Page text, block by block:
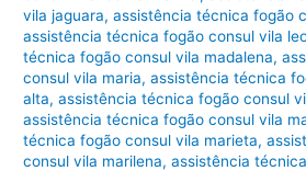
vila jaguara,assistência técnica fogão
assistência técnica fogão consul vila
técnica fogão consul vila madalena,
consul vila maria,assistência técnica
alta,assistência técnica fogão consul
assistência técnica fogão consul vila
técnica fogão consul vila marieta,
consul vila marilena,assistência